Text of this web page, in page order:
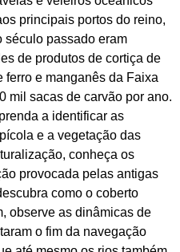
principais portos do reino,
século passado eram
de produtos de cortiça de
ferro e manganês da Faixa
mil sacas de carvão por ano.
a identificar as
e a vegetação das
conheça os
provocada pelas antigas
como o coberto
observe as dinâmicas de
o fim da navegação